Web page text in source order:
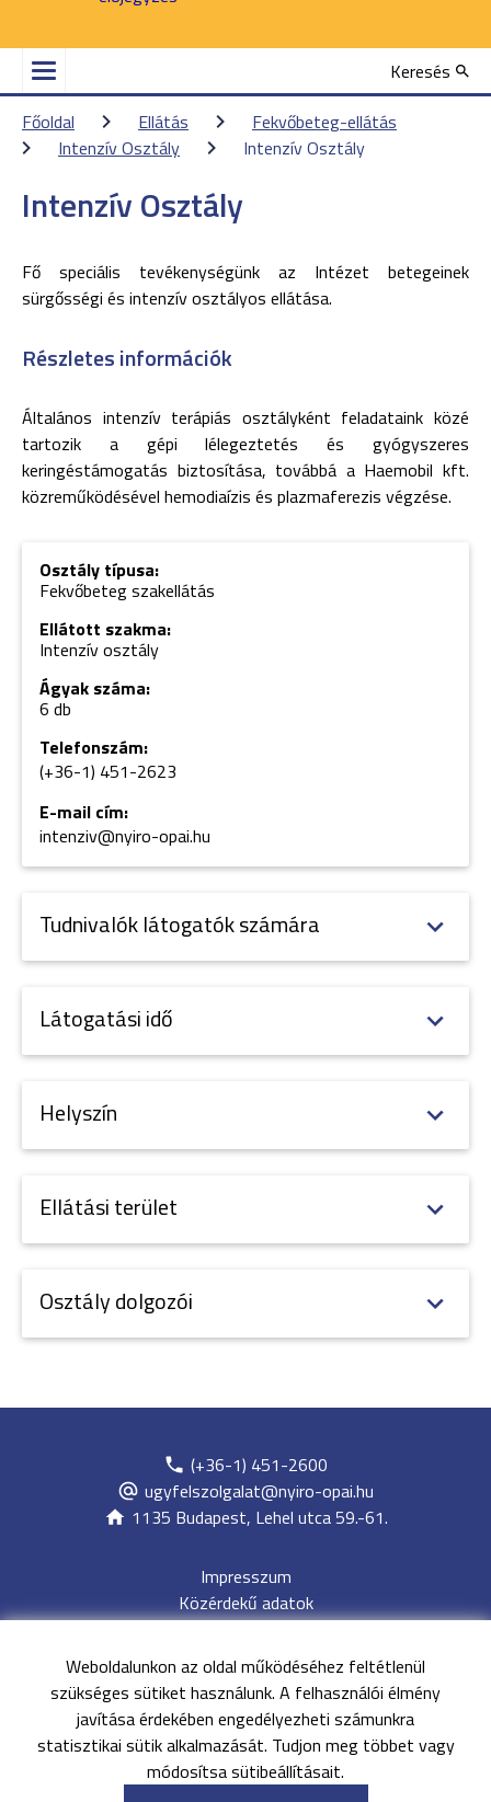
Weboldalunkon az oldal működéséhez feltétlenül
szükséges sütiket használunk. A felhasználói élmény
javítása érdekében engedélyezheti számunkra
statisztikai sütik alkalmazását. Tudjon meg többet vagy
módosítsa sütibeállításait.
Keresés
Főoldal
Ellátás
Fekvőbeteg-ellátás
Intenzív Osztály
Intenzív Osztály
Intenzív Osztály
Fő speciális tevékenységünk az Intézet betegeinek
sürgősségi és intenzív osztályos ellátása.
Részletes információk
Általános intenzív terápiás osztályként feladataink közé
tartozik a gépi lélegeztetés és gyógyszeres
keringéstámogatás biztosítása, továbbá a Haemobil kft.
közreműködésével hemodiaízis és plazmaferezis végzése.
Osztály típusa:
Fekvőbeteg szakellátás
Ellátott szakma:
Intenzív osztály
Ágyak száma:
6 db
Telefonszám:
(+36-1) 451-2623
E-mail cím:
intenziv@nyiro-opai.hu
Tudnivalók látogatók számára
Látogatási idő
Helyszín
Ellátási terület
Osztály dolgozói
(+36-1) 451-2600
ugyfelszolgalat@nyiro-opai.hu
1135 Budapest, Lehel utca 59.-61.
Impresszum
Közérdekű adatok
Adatvédelem
Jogi nyilatkozat
Archívum
Akadálymentesítési nyilatkozat
Oldaltérkép
EESZT